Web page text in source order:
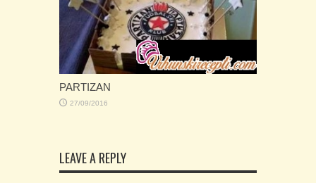
PARTIZAN
27/09/2016
LEAVE A REPLY